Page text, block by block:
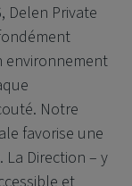
Delen Private
environnement
Notre
favorise une
Direction – y